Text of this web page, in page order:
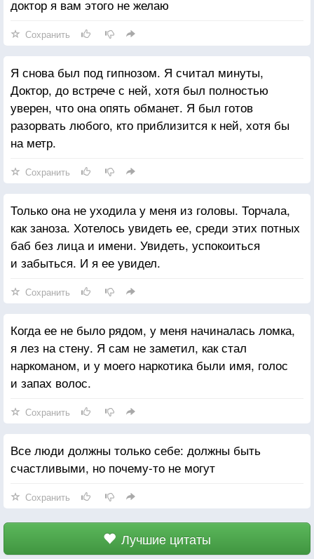
доктор я вам этого не желаю
Сохранить
Я снова был под гипнозом. Я считал минуты,
Доктор, до встрече с ней, хотя был полностью
уверен, что она опять обманет. Я был готов
разорвать любого, кто приблизится к ней, хотя бы
на метр.
Сохранить
Только она не уходила у меня из головы. Торчала,
как заноза. Хотелось увидеть ее, среди этих потных
баб без лица и имени. Увидеть, успокоиться
и забыться. И я ее увидел.
Сохранить
Когда ее не было рядом, у меня начиналась ломка,
я лез на стену. Я сам не заметил, как стал
наркоманом, и у моего наркотика были имя, голос
и запах волос.
Сохранить
Все люди должны только себе: должны быть
счастливыми, но почему-то не могут
Сохранить
Лучшие цитаты